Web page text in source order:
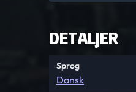
DETALJER
Sprog
Dansk